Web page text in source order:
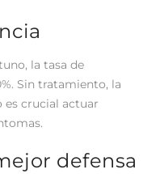
la tasa de
Sin tratamiento, la
es crucial actuar
defensa